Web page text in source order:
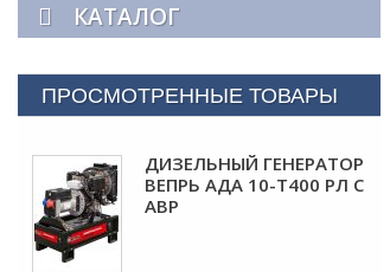
КАТАЛОГ
ПРОСМОТРЕННЫЕ ТОВАРЫ
ДИЗЕЛЬНЫЙ ГЕНЕРАТОР
ВЕПРЬ АДА 10-Т400 РЛ С
АВР